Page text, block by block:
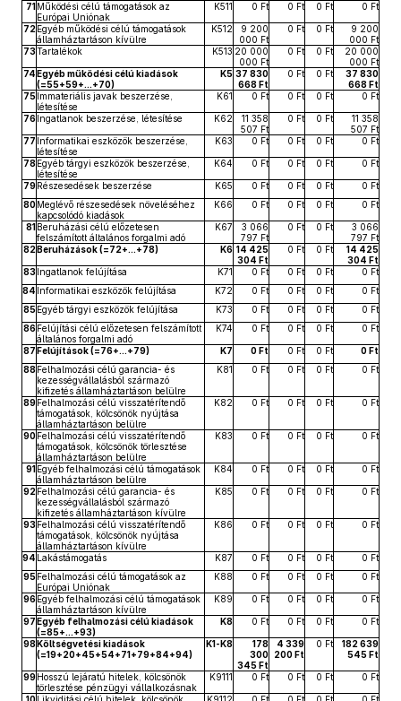
71Működési célú támogatások az
Európai Uniónak
K511 0 Ft 0 Ft 0 Ft 0 Ft
72Egyéb működési célú támogatások
államháztartáson kívülre
K512
9 200
000 Ft
0 Ft 0 Ft
9 200
000 Ft
73Tartalékok K513 20 000
000 Ft
0 Ft 0 Ft
20 000
000 Ft
74Egyéb működési célú kiadások
(=55+59+...+70)
K5 37 830
668 Ft
0 Ft 0 Ft
37 830
668 Ft
75Immateriális javak beszerzése,
létesítése
K61 0 Ft 0 Ft 0 Ft 0 Ft
76Ingatlanok beszerzése, létesítése K62
11 358
507 Ft
0 Ft 0 Ft
11 358
507 Ft
77 Informatikai eszközök beszerzése,
létesítése
K63 0 Ft 0 Ft 0 Ft 0 Ft
78Egyéb tárgyi eszközök beszerzése,
létesítése
K64 0 Ft 0 Ft 0 Ft 0 Ft
79Részesedések beszerzése K65 0 Ft 0 Ft 0 Ft
0 Ft
80 Meglévő részesedések növeléséhez
kapcsolódó kiadások
K66 0 Ft 0 Ft 0 Ft 0 Ft
81Beruházási célú előzetesen
felszámított általános forgalmi adó
K67
3 066
797 Ft
0 Ft 0 Ft
3 066
797 Ft
82Beruházások (=72+...+78) K6 14 425
304 Ft
0 Ft 0 Ft
14 425
304 Ft
83Ingatlanok felújítása K71 0 Ft 0 Ft 0 Ft
0 Ft
84 Informatikai eszközök felújítása K72 0 Ft 0 Ft 0 Ft
0 Ft
85Egyéb tárgyi eszközök felújítása K73 0 Ft 0 Ft 0 Ft
0 Ft
86Felújítási célú előzetesen felszámított
általános forgalmi adó
K74 0 Ft 0 Ft 0 Ft 0 Ft
87Felújítások (=76+...+79) K7 0 Ft 0 Ft 0 Ft
0 Ft
88Felhalmozási célú garancia- és
kezességvállalásból származó
kifizetés államháztartáson belülre
K81 0 Ft 0 Ft 0 Ft 0 Ft
89Felhalmozási célú visszatérítendő
támogatások, kölcsönök nyújtása
államháztartáson belülre
K82 0 Ft 0 Ft 0 Ft 0 Ft
90 Felhalmozási célú visszatérítendő
támogatások, kölcsönök törlesztése
államháztartáson belülre
K83 0 Ft 0 Ft 0 Ft 0 Ft
91Egyéb felhalmozási célú támogatások
államháztartáson belülre
K84 0 Ft 0 Ft 0 Ft 0 Ft
92Felhalmozási célú garancia- és
kezességvállalásból származó
kifizetés államháztartáson kívülre
K85 0 Ft 0 Ft 0 Ft 0 Ft
93Felhalmozási célú visszatérítendő
támogatások, kölcsönök nyújtása
államháztartáson kívülre
K86 0 Ft 0 Ft 0 Ft 0 Ft
94 Lakástámogatás K87 0 Ft 0 Ft 0 Ft
0 Ft
95Felhalmozási célú támogatások az
Európai Uniónak
K88 0 Ft 0 Ft 0 Ft 0 Ft
96Egyéb felhalmozási célú támogatások
államháztartáson kívülre
K89 0 Ft 0 Ft 0 Ft 0 Ft
97Egyéb felhalmozási célú kiadások
(=85+...+93)
K8 0 Ft 0 Ft 0 Ft 0 Ft
98Költségvetési kiadások
(=19+20+45+54+71+79+84+94)
K1-K8
178
300
345 Ft
4 339
200 Ft
0 Ft
182 639
545 Ft
99Hosszú lejáratú hitelek, kölcsönök
törlesztése pénzügyi vállalkozásnak
K9111 0 Ft 0 Ft 0 Ft 0 Ft